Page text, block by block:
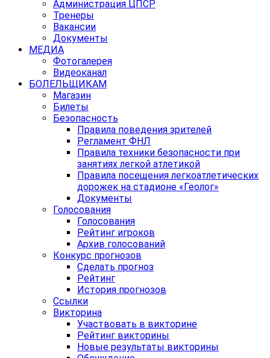
Администрация ЦПСР
Тренеры
Вакансии
Документы
МЕДИА
Фотогалерея
Видеоканал
БОЛЕЛЬЩИКАМ
Магазин
Билеты
Безопасность
Правила поведения зрителей
Регламент ФНЛ
Правила техники безопасности при
занятиях легкой атлетикой
Правила посещения легкоатлетических
дорожек на стадионе «Геолог»
Документы
Голосования
Голосования
Рейтинг игроков
Архив голосований
Конкурс прогнозов
Сделать прогноз
Рейтинг
История прогнозов
Ссылки
Викторина
Участвовать в викторине
Рейтинг викторины
Новые результаты викторины